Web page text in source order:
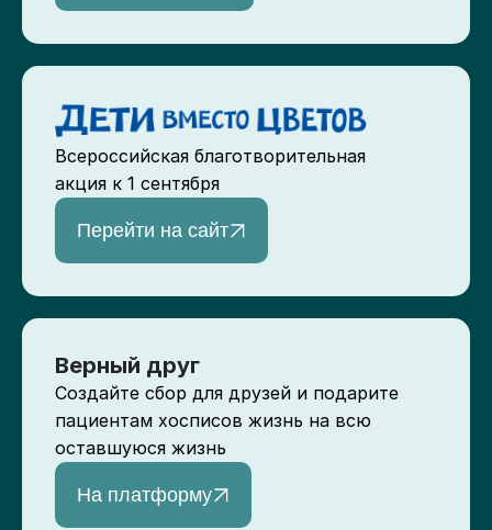
Всероссийская благотворительная
акция к 1 сентября
Перейти на сайт
Верный друг
Создайте сбор для друзей и подарите
пациентам хосписов жизнь на всю
оставшуюся жизнь
На платформу